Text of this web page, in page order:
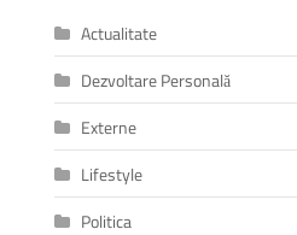
Actualitate
Dezvoltare Personală
Externe
Lifestyle
Politica